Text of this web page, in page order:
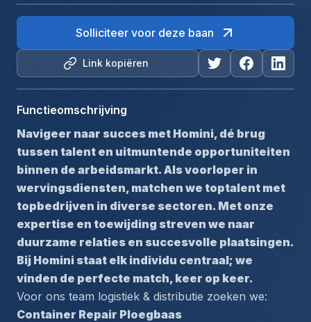
Link kopiëren
Solliciteer voor deze baan
Functieomschrijving
Navigeer naar succes met Homini, dé brug
tussen talent en uitmuntende opportuniteiten
binnen de arbeidsmarkt. Als voorloper in
wervingsdiensten, matchen we toptalent met
topbedrijven in diverse sectoren. Met onze
expertise en toewijding streven we naar
duurzame relaties en succesvolle plaatsingen.
Bij Homini staat elk individu centraal; we
vinden de perfecte match, keer op keer.
Container Repair Ploegbaas